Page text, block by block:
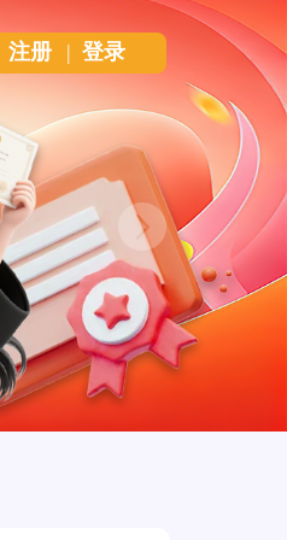
Next
注册 | 登录